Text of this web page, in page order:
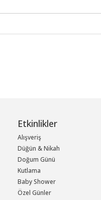
Etkinlikler
Alışveriş
Düğün & Nikah
Doğum Günü
Kutlama
Baby Shower
Özel Günler